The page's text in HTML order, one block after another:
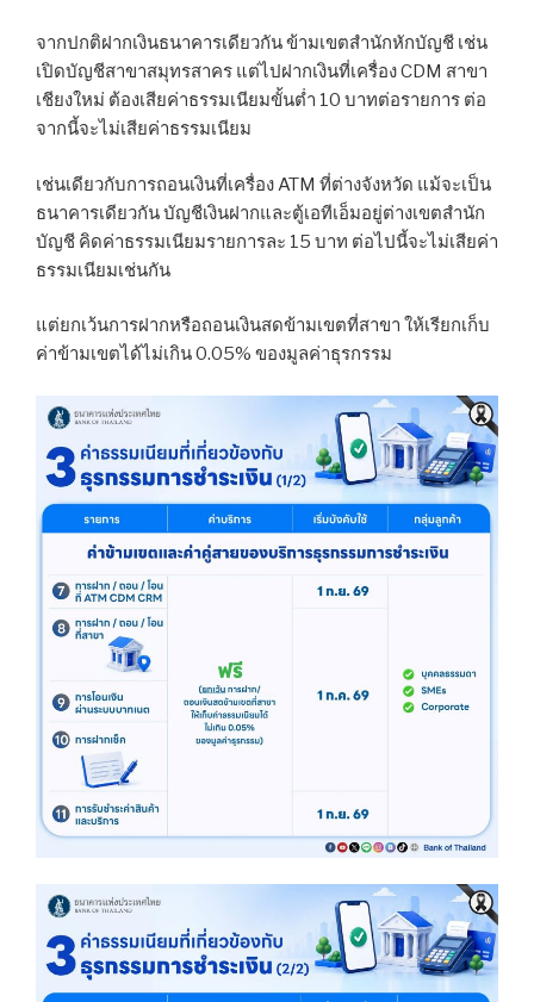
จากปกติฝากเงินธนาคารเดียวกัน ข้ามเขตสำนักหักบัญชี เช่น
เปิดบัญชีสาขาสมุทรสาคร แต่ไปฝากเงินที่เครื่อง CDM สาขา
เชียงใหม่ ต้องเสียค่าธรรมเนียมขั้นต่ำ 10 บาทต่อรายการ ต่อ
จากนี้จะไม่เสียค่าธรรมเนียม
เช่นเดียวกับการถอนเงินที่เครื่อง ATM ที่ต่างจังหวัด แม้จะเป็น
ธนาคารเดียวกัน บัญชีเงินฝากและตู้เอทีเอ็มอยู่ต่างเขตสำนัก
บัญชี คิดค่าธรรมเนียมรายการละ 15 บาท ต่อไปนี้จะไม่เสียค่า
ธรรมเนียมเช่นกัน
แต่ยกเว้นการฝากหรือถอนเงินสดข้ามเขตที่สาขา ให้เรียกเก็บ
ค่าข้ามเขตได้ไม่เกิน 0.05% ของมูลค่าธุรกรรม